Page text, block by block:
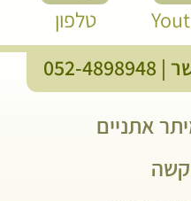
טלפון
|
052-4898948
אתניים